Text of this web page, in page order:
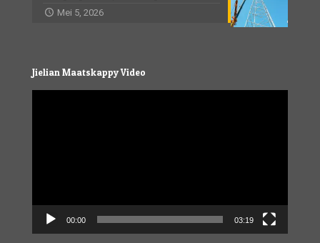
Mei 5, 2026
Jielian Maatskappy Video
00:00 03:19